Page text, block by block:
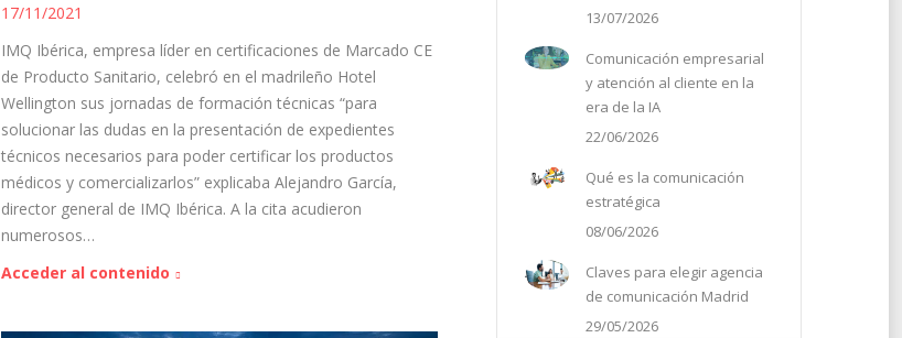
17/11/2021
IMQ Ibérica, empresa líder en certificaciones de Marcado CE
de Producto Sanitario, celebró en el madrileño Hotel
Wellington sus jornadas de formación técnicas “para
solucionar las dudas en la presentación de expedientes
técnicos necesarios para poder certificar los productos
médicos y comercializarlos” explicaba Alejandro García,
director general de IMQ Ibérica. A la cita acudieron
numerosos…
Acceder al contenido
13/07/2026
Comunicación empresarial
y atención al cliente en la
era de la IA
22/06/2026
Qué es la comunicación
estratégica
08/06/2026
Claves para elegir agencia
de comunicación Madrid
29/05/2026